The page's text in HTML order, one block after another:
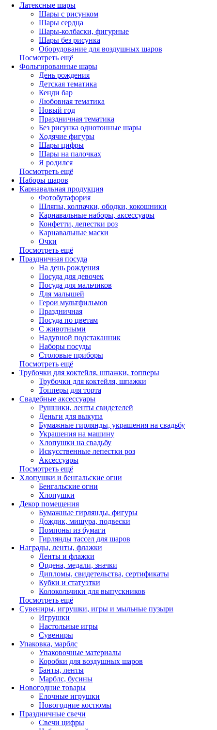
Латексные шары
Шары с рисунком
Шары сердца
Шары-колбаски, фигурные
Шары без рисунка
Оборудование для воздушных шаров
Посмотреть ещё
Фольгированные шары
День рождения
Детская тематика
Кенди бар
Любовная тематика
Новый год
Праздничная тематика
Без рисунка однотонные шары
Ходячие фигуры
Шары цифры
Шары на палочках
Я родился
Посмотреть ещё
Наборы шаров
Карнавальная продукция
Фотобутафория
Шляпы, колпачки, ободки, кокошники
Карнавальные наборы, аксессуары
Конфетти, лепестки роз
Карнавальные маски
Очки
Посмотреть ещё
Праздничная посуда
На день рождения
Посуда для девочек
Посуда для мальчиков
Для малышей
Герои мультфильмов
Праздничная
Посуда по цветам
С животными
Надувной подстаканник
Наборы посуды
Столовые приборы
Посмотреть ещё
Трубочки для коктейля, шпажки, топперы
Трубочки для коктейля, шпажки
Топперы для торта
Свадебные аксессуары
Рушники, ленты свидетелей
Деньги для выкупа
Бумажные гирлянды, украшения на свадьбу
Украшения на машину
Хлопушки на свадьбу
Искусственные лепестки роз
Аксессуары
Посмотреть ещё
Хлопушки и бенгальские огни
Бенгальские огни
Хлопушки
Декор помещения
Бумажные гирлянды, фигуры
Дождик, мишура, подвески
Помпоны из бумаги
Гирлянды тассел для шаров
Награды, ленты, флажки
Ленты и флажки
Ордена, медали, значки
Дипломы, свидетельства, сертификаты
Кубки и статуэтки
Колокольчики для выпускников
Посмотреть ещё
Сувениры, игрушки, игры и мыльные пузыри
Игрушки
Настольные игры
Сувениры
Упаковка, марблс
Упаковочные материалы
Коробки для воздушных шаров
Банты, ленты
Марблс, бусины
Новогодние товары
Елочные игрушки
Новогодние костюмы
Праздничные свечи
Свечи цифры